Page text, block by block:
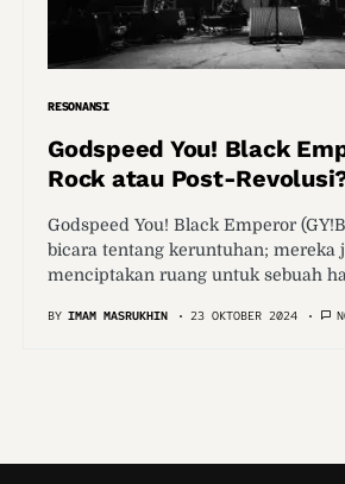
RESONANSI
Godspeed You! Black
Rock atau Post-
Godspeed You! Black Emperor
bicara tentang keruntuhan; mereka
menciptakan ruang untuk sebuah
BY IMAM MASRUKHIN 23 OKTOBER 2024